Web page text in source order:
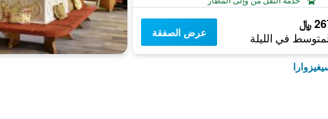
﷼
في الليلة عرض الصفقة